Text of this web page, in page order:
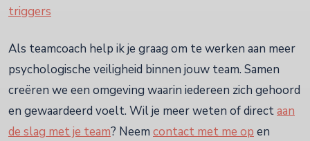
triggers
Als teamcoach help ik je graag om te werken aan meer
psychologische veiligheid binnen jouw team. Samen
creëren we een omgeving waarin iedereen zich gehoord
en gewaardeerd voelt. Wil je meer weten of directaan
de slag met je team? Neem contact met me op en